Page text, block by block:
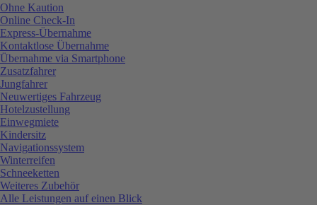
Ohne Kaution
Online Check-In
Express-Übernahme
Kontaktlose Übernahme
Übernahme via Smartphone
Zusatzfahrer
Jungfahrer
Neuwertiges Fahrzeug
Hotelzustellung
Einwegmiete
Kindersitz
Navigationssystem
Winterreifen
Schneeketten
Weiteres Zubehör
Alle Leistungen auf einen Blick